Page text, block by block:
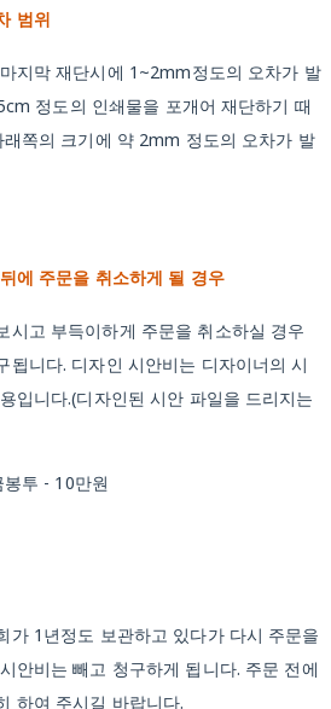
범위
지막 재단시에 1~2mm정도의 오차가 발
정도의 인쇄물을 포개어 재단하기 때
쪽의 크기에 약 2mm 정도의 오차가 발
에 주문을 취소하게 될 경우
시고 부득이하게 주문을 취소하실 경우
됩니다. 디자인 시안비는 디자이너의 시
입니다.(디자인된 시안 파일을 드리지는
투 - 10만원
가 1년정도 보관하고 있다가 다시 주문을
안비는 빼고 청구하게 됩니다. 주문 전에
하여 주시길 바랍니다.